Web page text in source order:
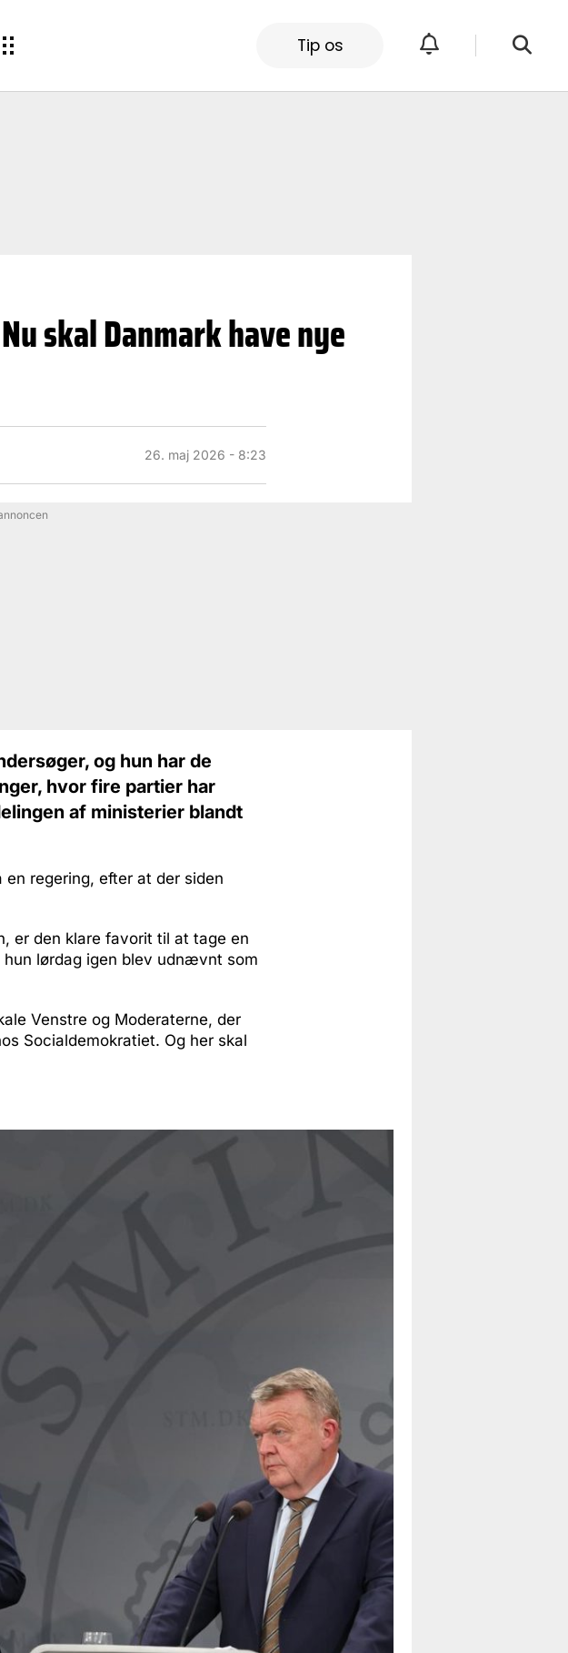
Tip os
skal Danmark have nye
26. maj 2026 - 8:23
og hun har de
hvor fire partier har
af ministerier blandt
regering, efter at der siden
er den klare favorit til at tage en
lørdag igen blev udnævnt som
Venstre og Moderaterne, der
Socialdemokratiet. Og her skal